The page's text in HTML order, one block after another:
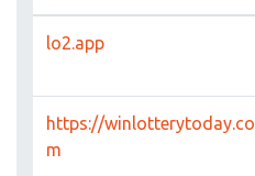
lo2.app
https://winlotterytoday.co
m